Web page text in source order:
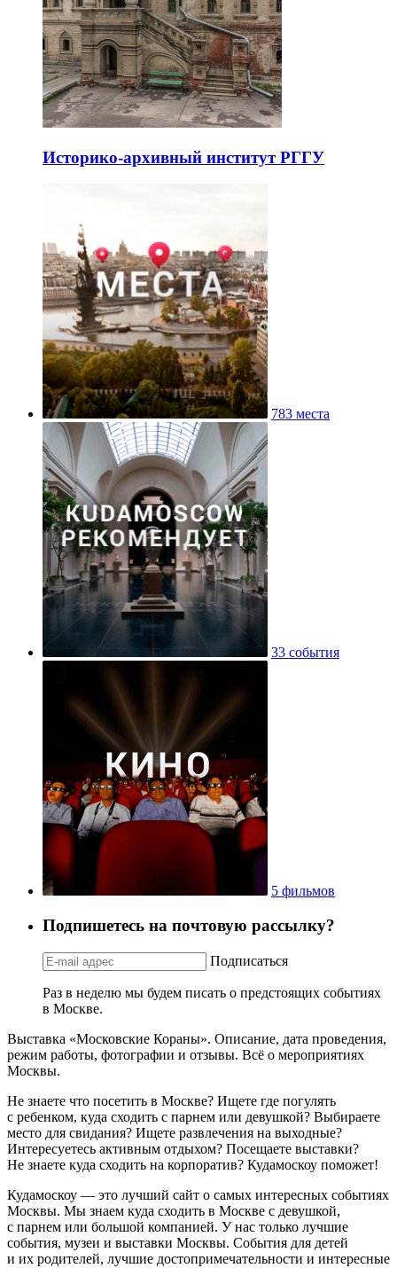
Историко-архивный институт РГГУ
783 места
33 события
5 фильмов
Подпишетесь на почтовую рассылку?
Подписаться
Раз в неделю мы будем писать о предстоящих событиях
в Москве.
Выставка «Московские Кораны». Описание, дата проведения,
режим работы, фотографии и отзывы. Всё о мероприятиях
Москвы.
Не знаете что посетить в Москве? Ищете где погулять
с ребенком, куда сходить с парнем или девушкой? Выбираете
место для свидания? Ищете развлечения на выходные?
Интересуетесь активным отдыхом? Посещаете выставки?
Не знаете куда сходить на корпоратив? Кудамоскоу поможет!
Кудамоскоу — это лучший сайт о самых интересных событиях
Москвы. Мы знаем куда сходить в Москве с девушкой,
с парнем или большой компанией. У нас только лучшие
события, музеи и выставки Москвы. События для детей
и их родителей, лучшие достопримечательности и интересные